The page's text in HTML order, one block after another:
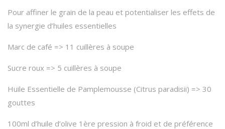
Pour affiner le grain de la peau et potentialiser les effets de
la synergie d’huiles essentielles
Marc de café => 11 cuillères à soupe
Sucre roux => 5 cuillères à soupe
Huile Essentielle de Pamplemousse (Citrus paradisii) => 30
gouttes
100ml d’huile d’olive 1ère pression à froid et de préférence